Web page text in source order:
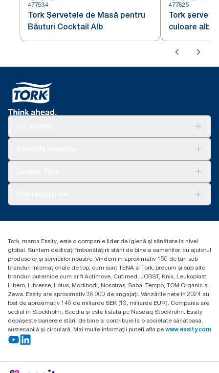
477534
Tork Șervetele de Masă pentru
Băuturi Cocktail Alb
477825
Tork
culoare
Essity Hungary Kft. Professional Hygiene
Budakeszi út 51.
Tork, marca Essity, este o companie lider de igienă și sănătate la nivel
global. Suntem dedicați îmbunătățirii stării de bine a oamenilor, cu ajutorul
produselor și serviciilor noastre. Vindem în aproximativ 150 de țări sub
branduri internaționale de top, cum sunt TENA și Tork, precum și sub alte
branduri puternice cum ar fi Actimove, Cutimed, JOBST, Knix, Leukoplast,
Libero, Libresse, Lotus, Modibodi, Nosotras, Saba, Tempo, TOM Organic și
Zewa. Essity are aproximativ 36.000 de angajați. Vânzările nete în 2024 au
fost de aproximativ 146 de miliarde SEK (13, miliarde EUR). Compania are
sediul în Stockholm, Suedia și este listată pe Nasdaq Stockholm. Essity
depășește barierele stării de bine și contribuie la o societate sănătoasă,
sustenabilă și circulară. Mai multe informații puteți afla pe www.essity.com